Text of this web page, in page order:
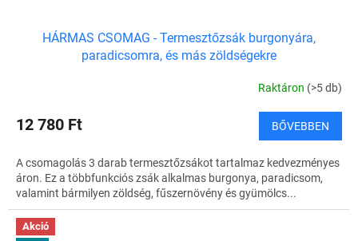
HÁRMAS CSOMAG - Termesztőzsák burgonyára,
paradicsomra, és más zöldségekre
Raktáron (>5 db)
12 780 Ft BŐVEBBEN
A csomagolás 3 darab termesztőzsákot tartalmaz kedvezményes
áron. Ez a többfunkciós zsák alkalmas burgonya, paradicsom,
valamint bármilyen zöldség, fűszernövény és gyümölcs...
Akció